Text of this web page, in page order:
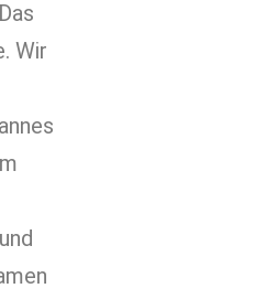
Wir